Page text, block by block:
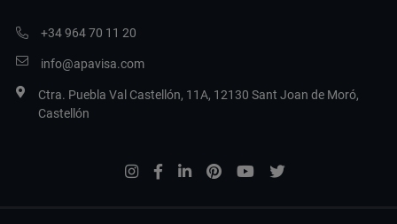
+34 964 70 11 20
info@apavisa.com
Ctra. Puebla Val Castellón, 11A, 12130 Sant Joan de Moró,
Castellón